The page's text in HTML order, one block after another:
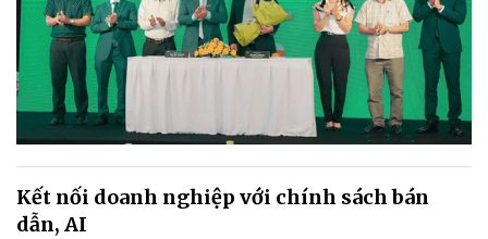
Kết nối doanh nghiệp với chính sách bán
dẫn, AI